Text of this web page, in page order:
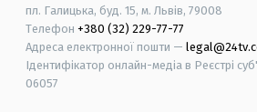
пл. Галицька, буд. 15, м. Львів, 79008
Телефон +380 (32) 229-77-77
Адреса електронної пошти —
Ідентифікатор онлайн-медіа в Реєстрі
06057